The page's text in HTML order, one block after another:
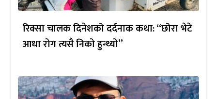
रिक्सा चालक दिनेशको दर्दनाक कथा: “छोरा भेटे
आधा रोग त्यसै निको हुन्थ्यो”